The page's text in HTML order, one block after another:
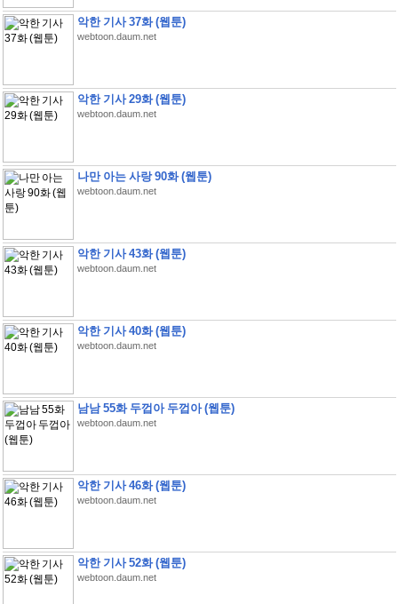
악한 기사 37화 (웹툰)
webtoon.daum.net
악한 기사 29화 (웹툰)
webtoon.daum.net
나만 아는 사랑 90화 (웹툰)
webtoon.daum.net
악한 기사 43화 (웹툰)
webtoon.daum.net
악한 기사 40화 (웹툰)
webtoon.daum.net
남남 55화 두껍아 두껍아 (웹툰)
webtoon.daum.net
악한 기사 46화 (웹툰)
webtoon.daum.net
악한 기사 52화 (웹툰)
webtoon.daum.net